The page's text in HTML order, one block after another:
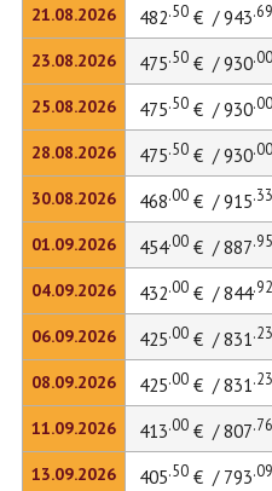
21.08.2026
23.08.2026
25.08.2026
28.08.2026
30.08.2026
01.09.2026
04.09.2026
06.09.2026
08.09.2026
11.09.2026
13.09.2026
482.50€ / 943.69
475.50€ / 930.00
475.50€ / 930.00
475.50€ / 930.00
468.00€ / 915.33
454.00€ / 887.95
432.00€ / 844.92
425.00€ / 831.23
425.00€ / 831.23
413.00€ / 807.76
405.50€ / 793.09